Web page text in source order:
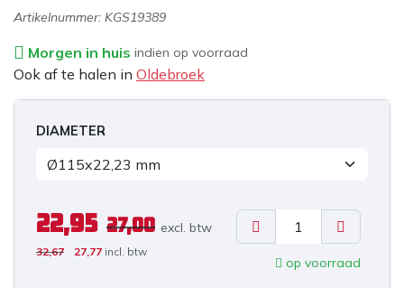
Artikelnummer: KGS19389
Morgen in huis indien op voorraad
Ook af te halen in Oldebroek
DIAMETER
22,95 27,00 excl. btw
32,67 27,77 incl. btw
op voorraad